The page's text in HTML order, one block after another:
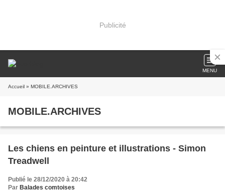
Publicité
MENU
Accueil » MOBILE.ARCHIVES
MOBILE.ARCHIVES
Les chiens en peinture et illustrations - Simon
Treadwell
Publié le 28/12/2020 à 20:42
Par Balades comtoises